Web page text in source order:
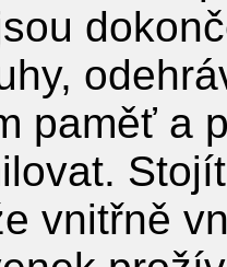
paměť a
vnitřně